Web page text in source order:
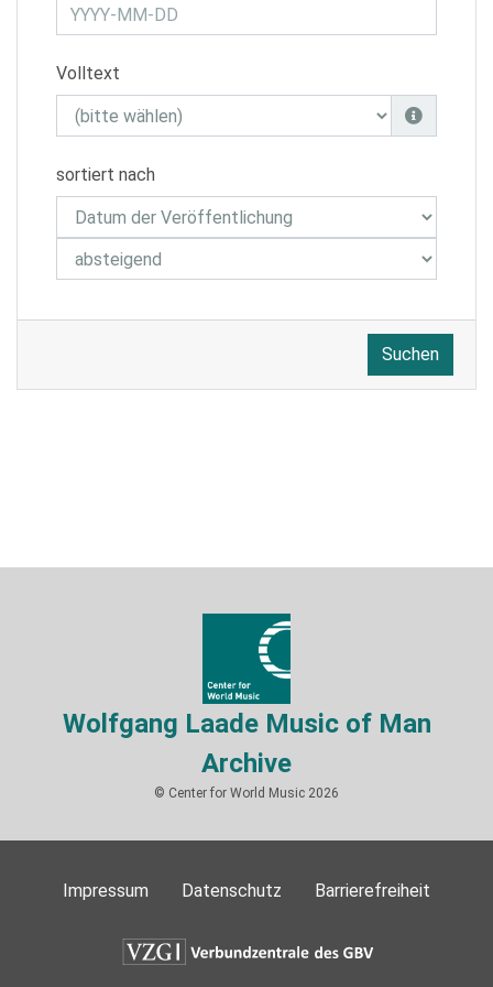
Volltext
sortiert nach
Suchen
Wolfgang Laade Music of Man
Archive
© Center for World Music 2026
Impressum Datenschutz Barrierefreiheit